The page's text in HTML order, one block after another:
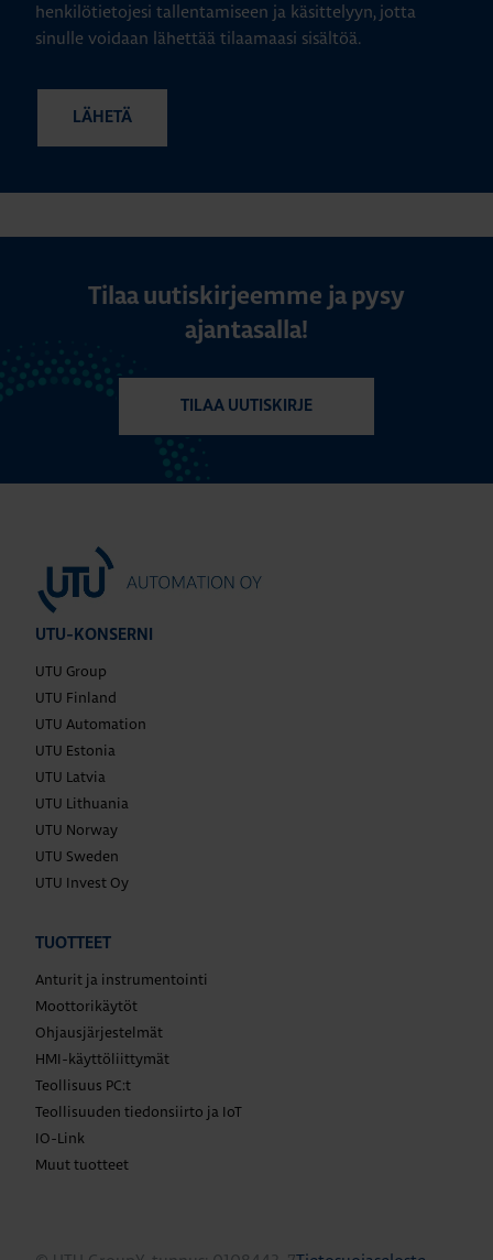
henkilötietojesi tallentamiseen ja käsittelyyn, jotta
sinulle voidaan lähettää tilaamaasi sisältöä.
Tilaa uutiskirjeemme ja pysy
ajantasalla!
TILAA UUTISKIRJE
UTU-KONSERNI
UTU Group
UTU Finland
UTU Automation
UTU Estonia
UTU Latvia
UTU Lithuania
UTU Norway
UTU Sweden
UTU Invest Oy
TUOTTEET
Anturit ja instrumentointi
Moottorikäytöt
Ohjausjärjestelmät
HMI-käyttöliittymät
Teollisuus PC:t
Teollisuuden tiedonsiirto ja IoT
IO-Link
Muut tuotteet